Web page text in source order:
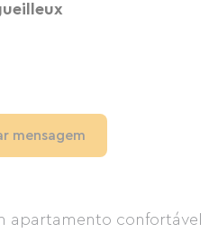
apartamento confortável
mensagem